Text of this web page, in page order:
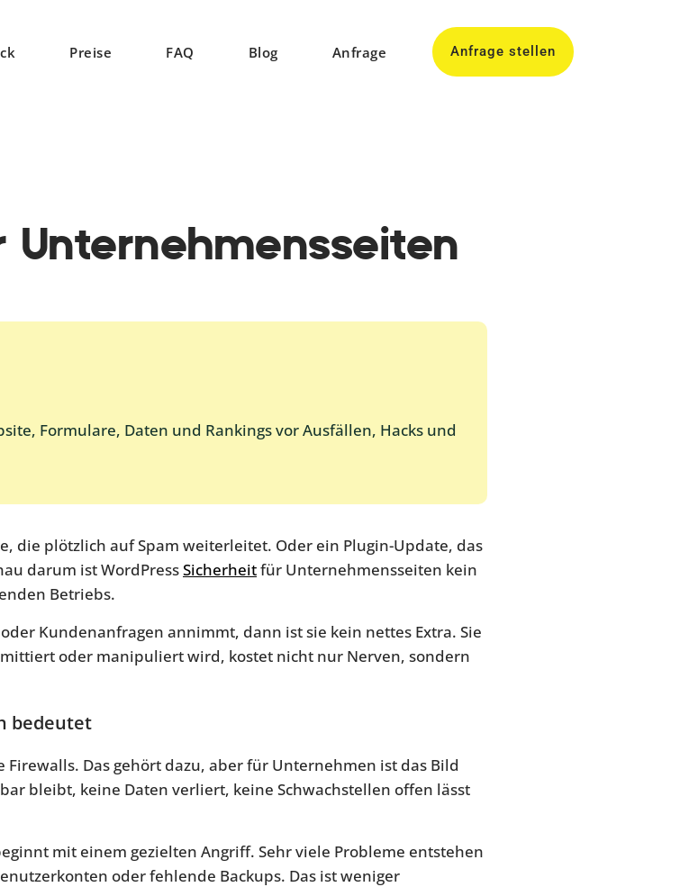
Preise FAQ Blog Anfrage Anfrage stellen
Formulare, Daten und Rankings vor Ausfällen, Hacks und
die plötzlich auf Spam weiterleitet. Oder ein Plugin-Update, das
darum ist WordPressSicherheitfür Unternehmensseiten kein
Betriebs.
Kundenanfragen annimmt, dann ist sie kein nettes Extra. Sie
oder manipuliert wird, kostet nicht nur Nerven, sondern
bedeutet
Das gehört dazu, aber für Unternehmen ist das Bild
bleibt, keine Daten verliert, keine Schwachstellen offen lässt
mit einem gezielten Angriff. Sehr viele Probleme entstehen
oder fehlende Backups. Das ist weniger